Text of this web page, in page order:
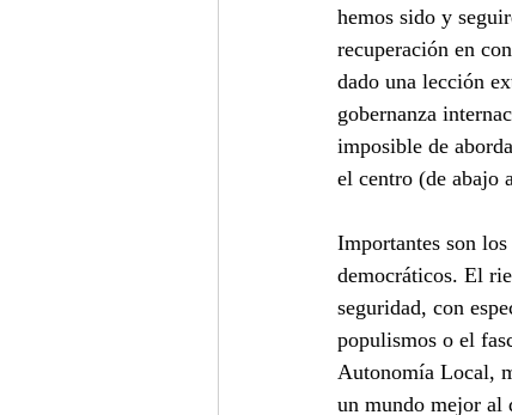
hemos sido y
recuperación en
dado una lección
gobernanza
imposible de
el centro (de abajo
Importantes son
democráticos. El
seguridad, con
populismos o el
Autonomía Local,
un mundo mejor al